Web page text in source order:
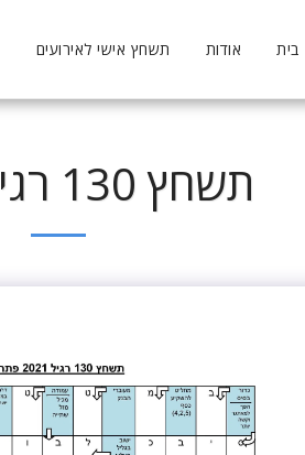
בית אודות תשחץ אישי לאירועים
תשחץ 130 רגיל 2021